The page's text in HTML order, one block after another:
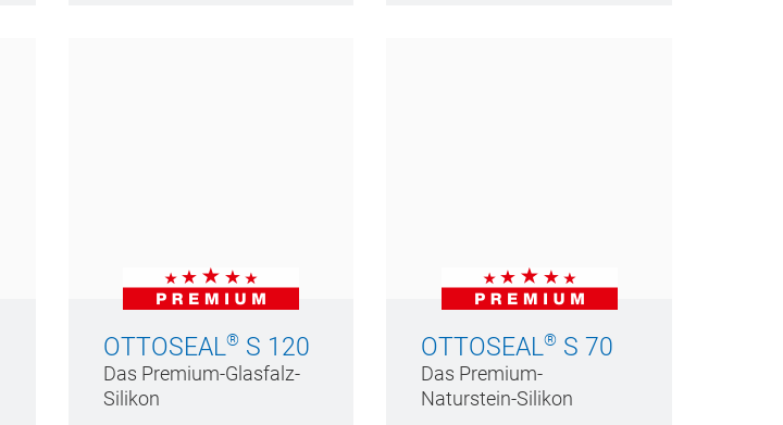
OTTOSEAL®S 120
Das Premium-Glasfalz-
Silikon
OTTOSEAL® S 70
Das Premium-
Naturstein-Silikon